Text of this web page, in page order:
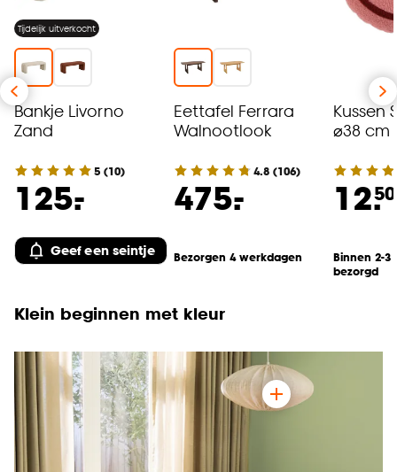
Tijdelijk uitverkocht
Bankje Livorno
Zand
5 (10)
125.
-
Geef een seintje
Eettafel Ferrara
Walnootlook
4.8 (106)
475.
-
Bezorgen 4 werkdagen
Kussen
⌀38 cm
12.50
Binnen 2-3
bezorgd
Klein beginnen met kleur